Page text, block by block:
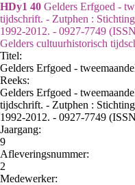
HDy1 40 Gelders Erfgoed -
tijdschrift. - Zutphen :
1992-2012. - 0927-7749
Gelders cultuurhistorisch
Titel:
Gelders Erfgoed -
Reeks:
Gelders Erfgoed -
tijdschrift. - Zutphen :
1992-2012. - 0927-7749
Jaargang:
9
Afleveringsnummer:
2
Medewerker: